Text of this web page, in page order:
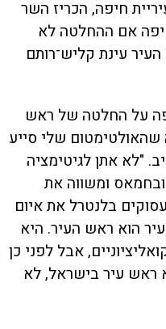
חיפה, הכריז השר
אם ההחלטה לא
עינת קליש־רותם
על החלטה של ראש
שלי סייע
"לא אתן לגיטימציה
ומשווה את
בלנטרל את איום
הוא ראש העיר. היא
אבל לפני כן
ראש עיר בישראל, לא